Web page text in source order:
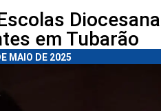
em Tubarão
MAIO DE 2025